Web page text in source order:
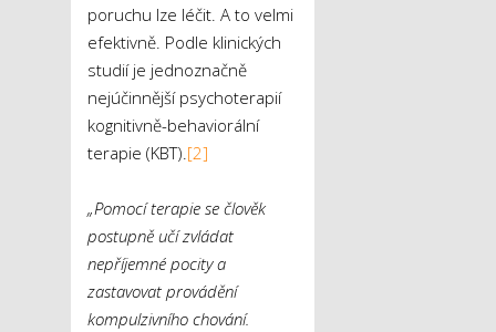
poruchu lze léčit. A to velmi
efektivně. Podle klinických
studií je jednoznačně
nejúčinnější psychoterapií
kognitivně-behaviorální
terapie (KBT).[2]
„Pomocí terapie se člověk
postupně učí zvládat
nepříjemné pocity a
zastavovat provádění
kompulzivního chování.